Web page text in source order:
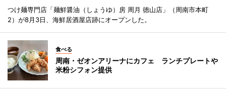
つけ麺専門店「麺鮮醤油（しょうゆ）房 周月 徳山店」（周南市本町
2）が8月3日、海鮮居酒屋店跡にオープンした。
食べる
周南・ゼオンアリーナにカフェ ランチプレートや
米粉シフォン提供